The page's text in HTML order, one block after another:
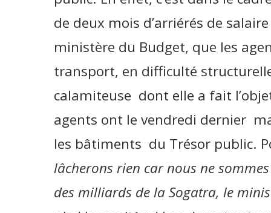
de deux mois d’arriérés de
ministère du Budget, que les
transport, en difficulté
calamiteuse dont elle a fait
agents ont le vendredi dernier
les bâtiments du Trésor public.
lâcherons rien car nous ne
des milliards de la Sogatra, le